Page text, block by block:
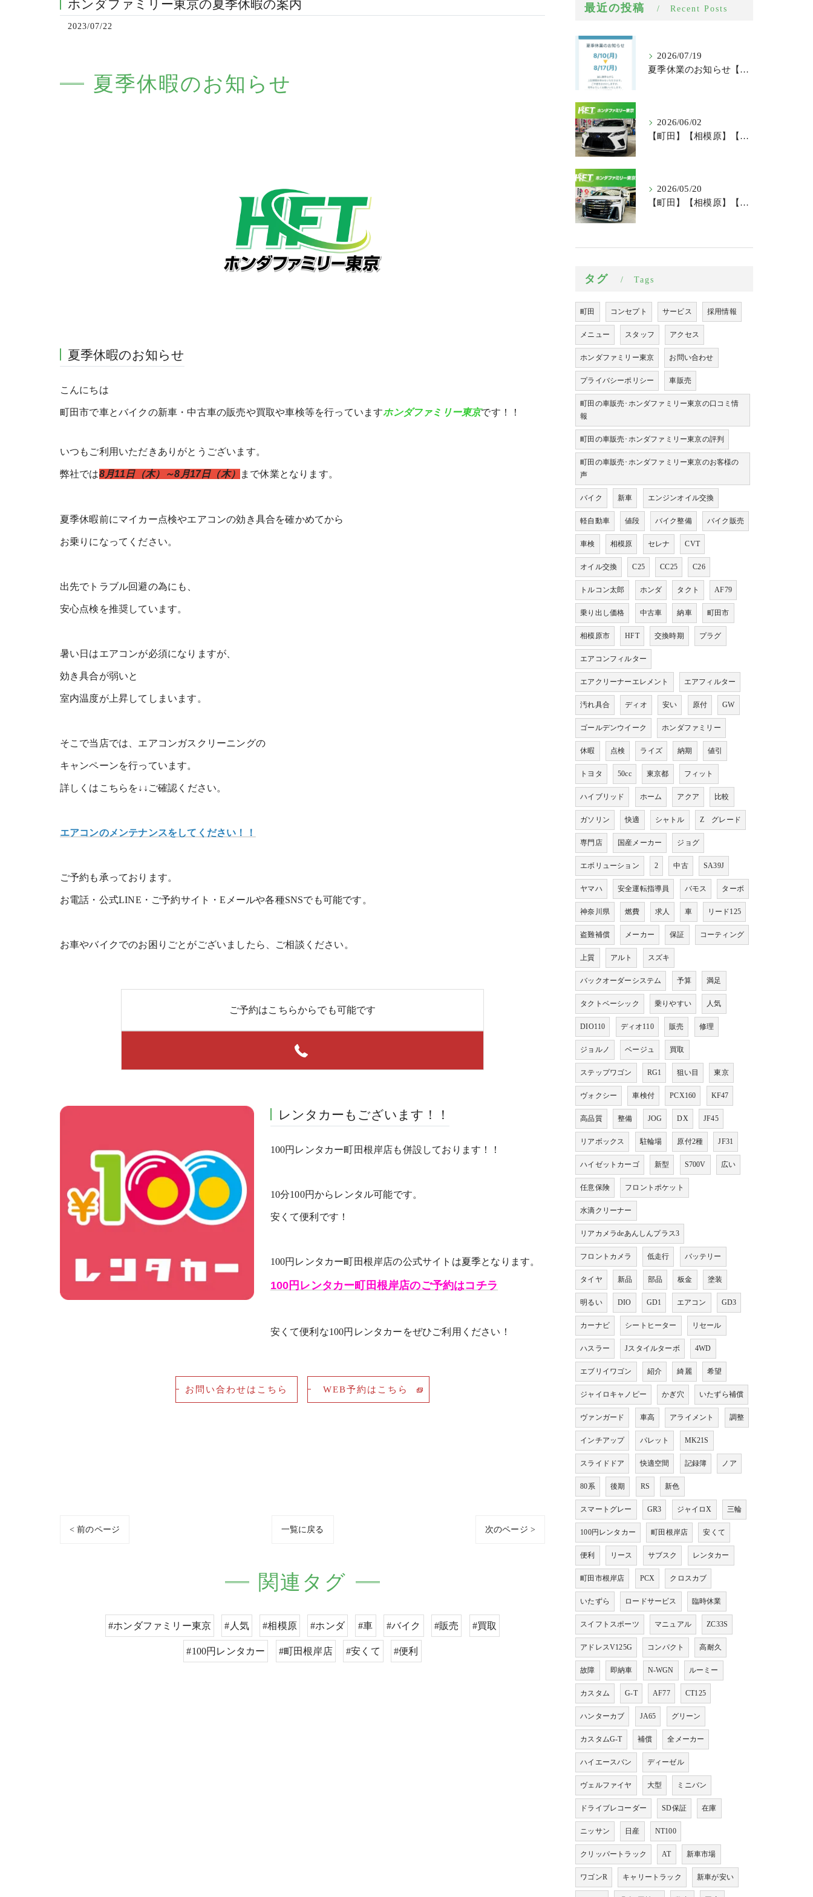
ホンダファミリー東京の夏季休暇の案内
2023/07/22
夏季休暇のお知らせ
夏季休暇のお知らせ
こんにちは
町田市で車とバイクの新車・中古車の販売や買取や車検等を行っていますホンダファミリー東京です！！
いつもご利用いただきありがとうございます。
弊社では8月11日（木）～8月17日（木） まで休業となります。
夏季休暇前にマイカー点検やエアコンの効き具合を確かめてから
お乗りになってください。
出先でトラブル回避の為にも、
安心点検を推奨しています。
暑い日はエアコンが必須になりますが、
効き具合が弱いと
室内温度が上昇してしまいます。
そこで当店では、エアコンガスクリーニングの
キャンペーンを行っています。
詳しくはこちらを↓↓ご確認ください。
エアコンのメンテナンスをしてください！！
ご予約も承っております。
お電話・公式LINE・ご予約サイト・Eメールや各種SNSでも可能です。
お車やバイクでのお困りごとがございましたら、ご相談ください。
ご予約はこちらからでも可能です
レンタカーもございます！！
100円レンタカー町田根岸店も併設しております！！
10分100円からレンタル可能です。
安くて便利です！
100円レンタカー町田根岸店の公式サイトは夏季となります。
100円レンタカー町田根岸店のご予約はコチラ
安くて便利な100円レンタカーをぜひご利用ください！
お問い合わせはこちら WEB予約はこちら
< 前のページ 一覧に戻る 次のページ >
関連タグ
#ホンダファミリー東京 #人気 #相模原 #ホンダ #車 #バイク #販売 #買取
#100円レンタカー #町田根岸店 #安くて #便利
最近の投稿 Recent Posts
2026/07/19
夏季休業のお知らせ【新車市場】【100円レンタカー町田根岸店】
2026/06/02
【町田】【相模原】【中古車】【納車】レクサス RX 中古車納車レポート！
2026/05/20
【町田】【相模原】【新車】【納車】トヨタ ヴェルファイア 新車納車レポート！
タグ Tags
町田 コンセプト サービス 採用情報
メニュー スタッフ アクセス
ホンダファミリー東京 お問い合わせ
プライバシーポリシー 車販売
町田の車販売･ホンダファミリー東京の口コミ情
報
町田の車販売･ホンダファミリー東京の評判
町田の車販売･ホンダファミリー東京のお客様の
声
バイク 新車 エンジンオイル交換
軽自動車 値段 バイク整備 バイク販売
車検 相模原 セレナ CVT
オイル交換 C25 CC25 C26
トルコン太郎 ホンダ タクト AF79
乗り出し価格 中古車 納車 町田市
相模原市 HFT 交換時期 プラグ
エアコンフィルター
エアクリーナーエレメント エアフィルター
汚れ具合 ディオ 安い 原付 GW
ゴールデンウイーク ホンダファミリー
休暇 点検 ライズ 納期 値引
トヨタ 50cc 東京都 フィット
ハイブリッド ホーム アクア 比較
ガソリン 快適 シャトル Z グレード
専門店 国産メーカー ジョグ
エボリューション 2 中古 SA39J
ヤマハ 安全運転指導員 バモス ターボ
神奈川県 燃費 求人 車 リード125
盗難補償 メーカー 保証 コーティング
上質 アルト スズキ
バックオーダーシステム 予算 満足
タクトベーシック 乗りやすい 人気
DIO110 ディオ110 販売 修理
ジョルノ ベージュ 買取
ステップワゴン RG1 狙い目 東京
ヴォクシー 車検付 PCX160 KF47
高品質 整備 JOG DX JF45
リアボックス 駐輪場 原付2種 JF31
ハイゼットカーゴ 新型 S700V 広い
任意保険 フロントポケット
水滴クリーナー
リアカメラdeあんしんプラス3
フロントカメラ 低走行 バッテリー
タイヤ 新品 部品 板金 塗装
明るい DIO GD1 エアコン GD3
カーナビ シートヒーター リセール
ハスラー Jスタイルターボ 4WD
エブリイワゴン 紹介 綺麗 希望
ジャイロキャノピー かぎ穴 いたずら補償
ヴァンガード 車高 アライメント 調整
インチアップ パレット MK21S
スライドドア 快適空間 記録簿 ノア
80系 後期 RS 新色
スマートグレー GR3 ジャイロX 三輪
100円レンタカー 町田根岸店 安くて
便利 リース サブスク レンタカー
町田市根岸店 PCX クロスカブ
いたずら ロードサービス 臨時休業
スイフトスポーツ マニュアル ZC33S
アドレスV125G コンパクト 高耐久
故障 即納車 N-WGN ルーミー
カスタム G-T AF77 CT125
ハンターカブ JA65 グリーン
カスタムG-T 補償 全メーカー
ハイエースバン ディーゼル
ヴェルファイヤ 大型 ミニバン
ドライブレコーダー SD保証 在庫
ニッサン 日産 NT100
クリッパートラック AT 新車市場
ワゴンR キャリートラック 新車が安い